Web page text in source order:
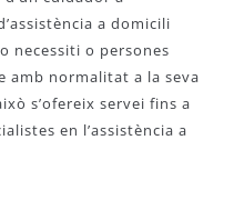
a domicili
necessiti o persones
amb normalitat a la seva
s’ofereix servei fins a
en l’assistència a